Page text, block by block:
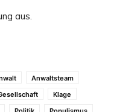
aus.
Anwaltsteam
Klage